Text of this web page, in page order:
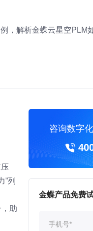
，解析金蝶云星空PLM
”列
助
咨询数字
金蝶产品免费